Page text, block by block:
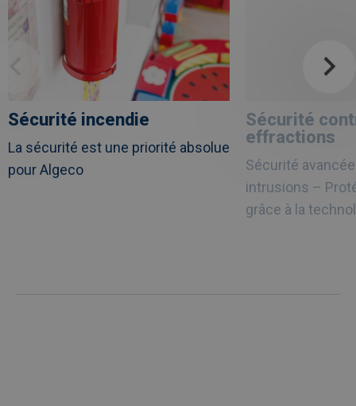
Sécurité incendie
La sécurité est une priorité absolue
pour Algeco
Sécurité
effractions
Sécurité
intrusions –
grâce à la